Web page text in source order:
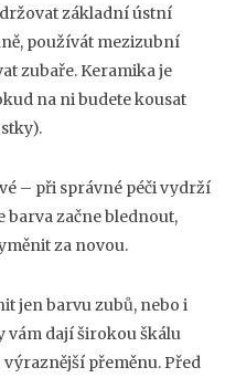
základní ústní
používát mezizubní
zubaře. Keramika je
na ni budete kousat
– při správné péči vydrží
barva začne blednout,
za novou.
jen barvu zubů, nebo i
vám dají širokou škálu
přeměnu. Před